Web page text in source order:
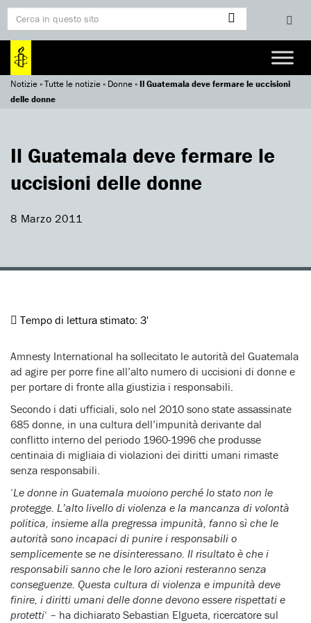
Notizie»Tutte le notizie» Donne»Il Guatemala deve fermare le uccisioni
delle donne
Il Guatemala deve fermare le
uccisioni delle donne
8 Marzo 2011
Tempo di lettura stimato: 3'
Amnesty International ha sollecitato le autorità del Guatemala
ad agire per porre fine all’alto numero di uccisioni di donne e
per portare di fronte alla giustizia i responsabili.
Secondo i dati ufficiali, solo nel 2010 sono state assassinate
685 donne, in una cultura dell’impunità derivante dal
conflitto interno del periodo 1960-1996 che produsse
centinaia di migliaia di violazioni dei diritti umani rimaste
senza responsabili.
‘Le donne in Guatemala muoiono perché lo stato non le
protegge. L’alto livello di violenza e la mancanza di volontà
politica, insieme alla pregressa impunità, fanno sì che le
autorità sono incapaci di punire i responsabili o
semplicemente se ne disinteressano. Il risultato è che i
responsabili sanno che le loro azioni resteranno senza
conseguenze. Questa cultura di violenza e impunità deve
finire, i diritti umani delle donne devono essere rispettati e
protetti‘ – ha dichiarato Sebastian Elgueta, ricercatore sul